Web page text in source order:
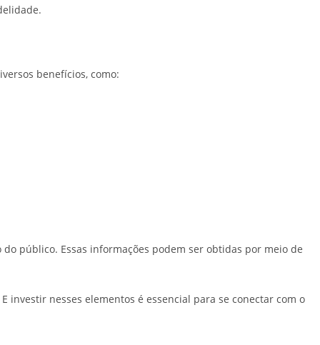
benefícios, como:
público. Essas informações podem ser obtidas por meio de
investir nesses elementos é essencial para se conectar com o